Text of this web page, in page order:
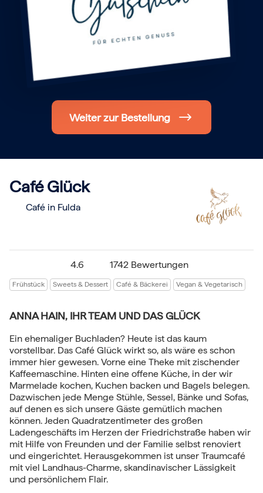
Frohe Weihnachten
Regionale Gutscheine
Berlin
München
Essen
Einlösbar für alle 10.000 Partner und 3 Jahre gültig
Weiter zur Bestellung
Café Glück
Café in Fulda
4.6 1742 Bewertungen
Frühstück Sweets & Dessert Café & Bäckerei Vegan & Vegetarisch
ANNA HAIN, IHR TEAM UND DAS GLÜCK
Ein ehemaliger Buchladen? Heute ist das kaum
vorstellbar. Das Café Glück wirkt so, als wäre es schon
immer hier gewesen. Vorne eine Theke mit zischender
Kaffeemaschine. Hinten eine offene Küche, in der wir
Marmelade kochen, Kuchen backen und Bagels belegen.
Dazwischen jede Menge Stühle, Sessel, Bänke und Sofas,
auf denen es sich unsere Gäste gemütlich machen
können. Jeden Quadratzentimeter des großen
Ladengeschäfts im Herzen der Friedrichstraße haben wir
mit Hilfe von Freunden und der Familie selbst renoviert
und eingerichtet. Herausgekommen ist unser Traumcafé
mit viel Landhaus-Charme, skandinavischer Lässigkeit
und persönlichem Flair.